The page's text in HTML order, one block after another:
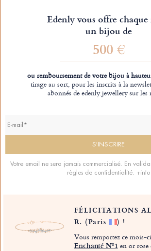
Edenly vous offre
un bijou de
500 €
ou remboursement de votre bijou à
tirage au sort, pour les inscrits à la
abonnés de edenly.jewellery sur les
Votre email ne sera jamais commercialisé. En
règles de confidentialité. +info
FÉLICITATIONS
R. (Paris ) !
Vous remportez ce mois-
Enchanté Nº1 en or rose